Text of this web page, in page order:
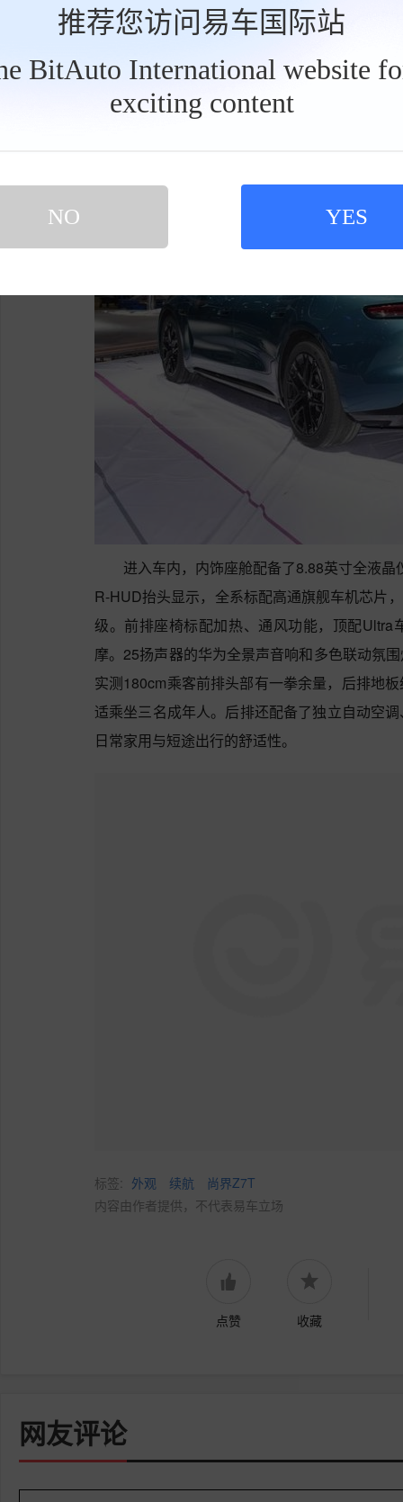
推荐您访问易车国际站
BitAuto International website
exciting content
NO YES
过13000个碎钻式发光点，视觉效果极为出色
装尾门取消了多余的小尾翼，采用一体式掀背
放置大件行李。
进入车内，内饰座舱配备了8.88英寸全液
R-HUD抬头显示，全系标配高通旗舰车机芯片
级。前排座椅标配加热、通风功能，顶配
摩。25扬声器的华为全景声音响和多色联动氛
实测180cm乘客前排头部有一拳余量，后排地
适乘坐三名成年人。后排还配备了独立自动空
日常家用与短途出行的舒适性。
标签: 外观 续航
尚界Z7T
内容由作者提供，不代表易车立场
点赞 收藏
网友评论